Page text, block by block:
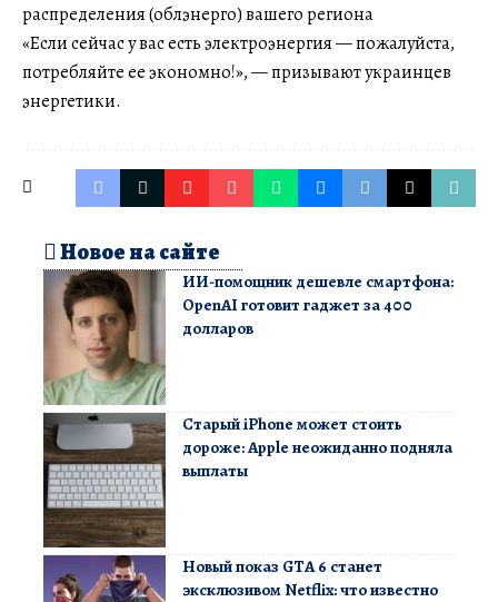
распределения (облэнерго) вашего региона
«Если сейчас у вас есть электроэнергия — пожалуйста,
потребляйте ее экономно!», — призывают украинцев
энергетики.
Новое на сайте
ИИ-помощник дешевле смартфона:
OpenAI готовит гаджет за 400
долларов
Старый iPhone может стоить
дороже: Apple неожиданно подняла
выплаты
Новый показ GTA 6 станет
эксклюзивом Netflix: что известно